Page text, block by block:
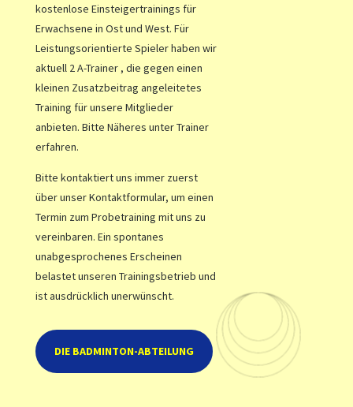
kostenlose Einsteigertrainings für
Erwachsene in Ost und West. Für
Leistungsorientierte Spieler haben wir
aktuell 2 A-Trainer , die gegen einen
kleinen Zusatzbeitrag angeleitetes
Training für unsere Mitglieder
anbieten. Bitte Näheres unter Trainer
erfahren.
Bitte kontaktiert uns immer zuerst
über unser Kontaktformular, um einen
Termin zum Probetraining mit uns zu
vereinbaren. Ein spontanes
unabgesprochenes Erscheinen
belastet unseren Trainingsbetrieb und
ist ausdrücklich unerwünscht.
DIE BADMINTON-ABTEILUNG